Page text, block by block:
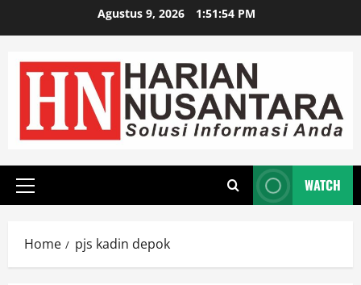
Agustus 9, 2026 1:51:55 PM
WATCH
Home pjs kadin depok